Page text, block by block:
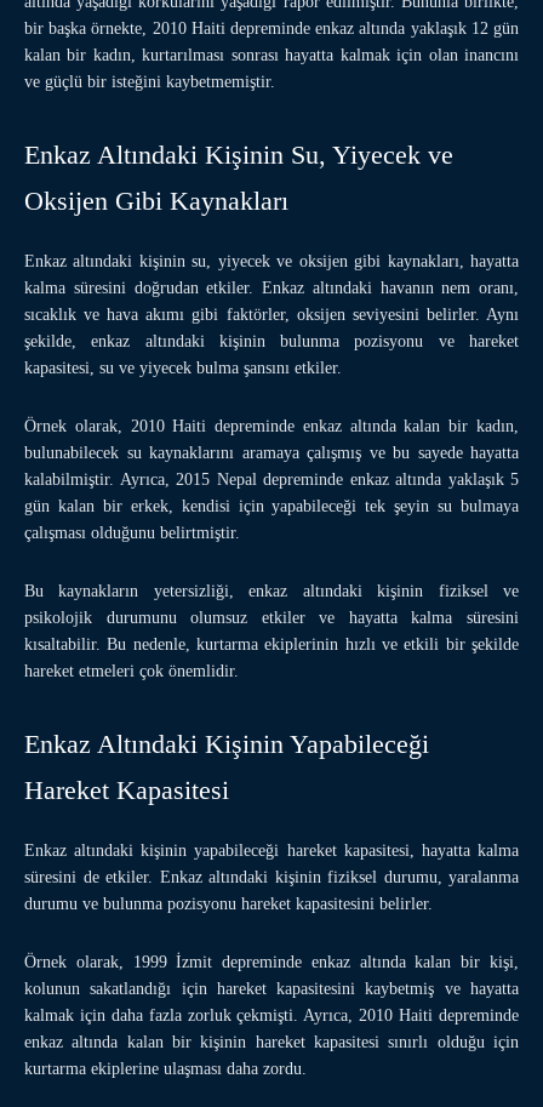
bir başka örnekte, 2010 Haiti depreminde enkaz altında yaklaşık 12 gün
kalan bir kadın, kurtarılması sonrası hayatta kalmak için olan inancını
ve güçlü bir isteğini kaybetmemiştir.
Enkaz Altındaki Kişinin Su, Yiyecek ve
Oksijen Gibi Kaynakları
Enkaz altındaki kişinin su, yiyecek ve oksijen gibi kaynakları, hayatta
kalma süresini doğrudan etkiler. Enkaz altındaki havanın nem oranı,
sıcaklık ve hava akımı gibi faktörler, oksijen seviyesini belirler. Aynı
şekilde, enkaz altındaki kişinin bulunma pozisyonu ve hareket
kapasitesi, su ve yiyecek bulma şansını etkiler.
Örnek olarak, 2010 Haiti depreminde enkaz altında kalan bir kadın,
bulunabilecek su kaynaklarını aramaya çalışmış ve bu sayede hayatta
kalabilmiştir. Ayrıca, 2015 Nepal depreminde enkaz altında yaklaşık 5
gün kalan bir erkek, kendisi için yapabileceği tek şeyin su bulmaya
çalışması olduğunu belirtmiştir.
Bu kaynakların yetersizliği, enkaz altındaki kişinin fiziksel ve
psikolojik durumunu olumsuz etkiler ve hayatta kalma süresini
kısaltabilir. Bu nedenle, kurtarma ekiplerinin hızlı ve etkili bir şekilde
hareket etmeleri çok önemlidir.
Enkaz Altındaki Kişinin Yapabileceği
Hareket Kapasitesi
Enkaz altındaki kişinin yapabileceği hareket kapasitesi, hayatta kalma
süresini de etkiler. Enkaz altındaki kişinin fiziksel durumu, yaralanma
durumu ve bulunma pozisyonu hareket kapasitesini belirler.
Örnek olarak, 1999 İzmit depreminde enkaz altında kalan bir kişi,
kolunun sakatlandığı için hareket kapasitesini kaybetmiş ve hayatta
kalmak için daha fazla zorluk çekmişti. Ayrıca, 2010 Haiti depreminde
enkaz altında kalan bir kişinin hareket kapasitesi sınırlı olduğu için
kurtarma ekiplerine ulaşması daha zordu.